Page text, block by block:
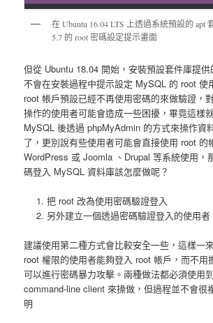
在 Ubuntu 16.04 LTS 上透過系統預設的 apt
5.7 的 root 密碼設定提示畫面
但從 Ubuntu 18.04 開始，安裝預設套件庫提
不會在安裝過程中提示設定 MySQL 的 root 使
root 帳戶預設已經不再使用密碼的來做驗證，
操作的使用者可能會造成一些困擾，畢竟這樣
MySQL 後透過 phpMyAdmin 的方式來操作資
了，更別說有些使用者可能會直接使用 root 的
WordPress 或 Joomla 、Drupal 等系統使用，
碼登入 MySQL 資料庫該怎麼做呢？
把 root 改為使用密碼驗證登入
另外建立一個透過密碼驗證登入的使用者
建議使用第二種方式會比較安全一些，這樣一
root 權限的使用者能夠登入 root 帳戶，而不用
可以進行密碼暴力攻擊。兩種做法都必須使用
command-line client 來操做，但過程並不會很
明